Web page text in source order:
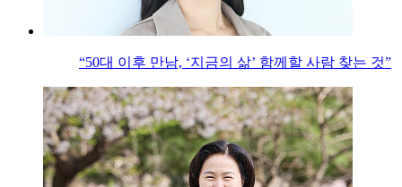
“50대 이후 만남, ‘지금의 삶’ 함께할 사람 찾는 것”